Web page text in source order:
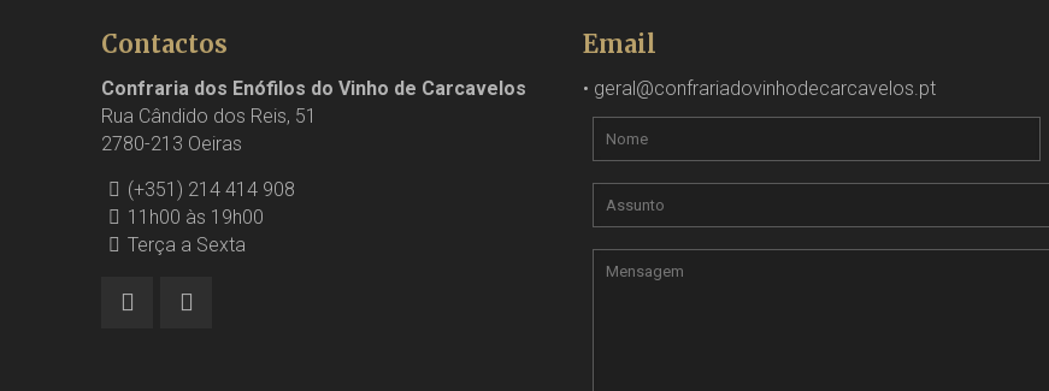
Contactos
Confraria dos Enófilos do Vinho de Carcavelos
Rua Cândido dos Reis, 51
2780-213 Oeiras
(+351) 214 414 908
11h00 às 19h00
Terça a Sexta
Email
• geral@confrariadovinhodecarcavelos.pt